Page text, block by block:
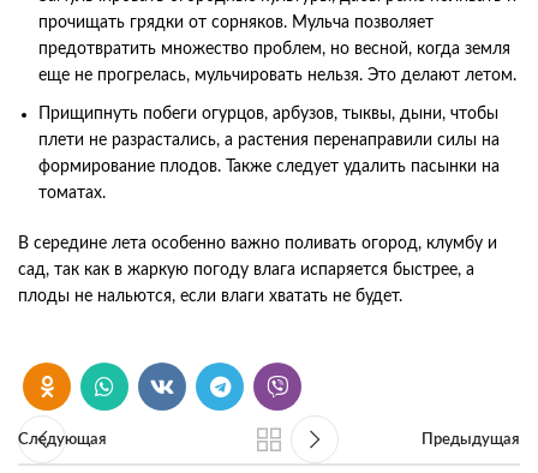
прочищать грядки от сорняков. Мульча позволяет
предотвратить множество проблем, но весной, когда земля
еще не прогрелась, мульчировать нельзя. Это делают летом.
Прищипнуть побеги огурцов, арбузов, тыквы, дыни, чтобы
плети не разрастались, а растения перенаправили силы на
формирование плодов. Также следует удалить пасынки на
томатах.
В середине лета особенно важно поливать огород, клумбу и
сад, так как в жаркую погоду влага испаряется быстрее, а
плоды не нальются, если влаги хватать не будет.
Следующая Предыдущая